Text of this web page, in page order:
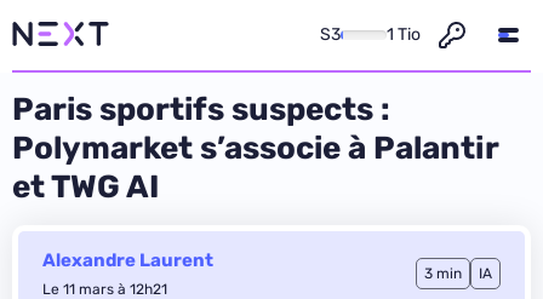
S3 1 Tio
Paris sportifs suspects :
Polymarket s’associe à Palantir
et TWG AI
Alexandre Laurent
Le 11 mars à 12h21
3 min IA